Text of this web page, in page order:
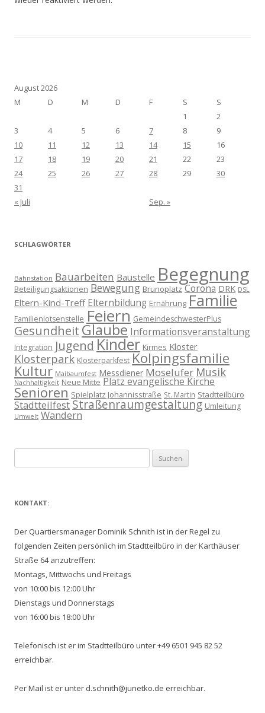
August 2026
M
D M D F S
S
1
2
3
4 5 6 7 8
9
10
11 12 13 14 15
16
17
18 19 20 21 22
23
24
25 26 27 28 29
30
31
« Juli
Sep. »
SCHLAGWÖRTER
Bahnstation Bauarbeiten Baustelle Begegnung
Beteiligungsaktionen Bewegung Brunoplatz Corona DRK DSL
Eltern-Kind-Treff Elternbildung Ernährung Familie
Familienlotsenstelle Feiern GemeindeschwesterPlus
Gesundheit Glaube Informationsveranstaltung
Integration Jugend Kinder Kirmes Kloster
Klosterpark Klosterparkfest Kolpingsfamilie
Kultur Maibaumfest Messdiener Moselufer Musik
Nachhaltigkeit Neue Mitte Platz evangelische Kirche
Senioren Spielplatz Johannisstraße St. Martin Stadtteilbüro
Stadtteilfest Straßenraumgestaltung Umleitung
Umwelt Wandern
nach:
KONTAKT:
Der Quartiersmanager Dominik Schnith ist in der Regel zu
folgenden Zeiten persönlich im Stadtteilbüro in der Karthäuser
Straße 64 anzutreffen:
Montags, Mittwochs und Freitags
von 10:00 bis 12:00 Uhr
Dienstags und Donnerstags
von 16:00 bis 18:00 Uhr
Telefonisch ist er im Stadtteilbüro unter +49 6501 945 82 52
erreichbar.
Per Mail ist er unter d.schnith@junetko.de erreichbar.